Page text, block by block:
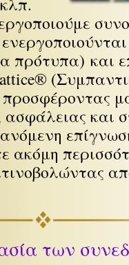
πρότυπα) και
ασφάλειας και
ακόμη
των